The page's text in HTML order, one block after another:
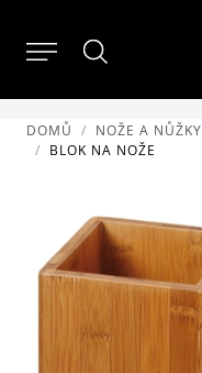
DOMŮ NOŽE A NŮŽKY
BLOK NA NOŽE